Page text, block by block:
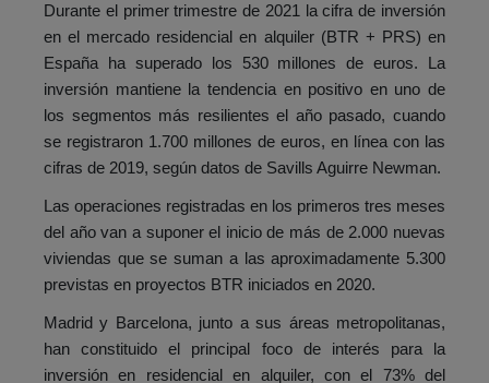
Durante el primer trimestre de 2021 la cifra de inversión
en el mercado residencial en alquiler (BTR + PRS) en
España ha superado los 530 millones de euros. La
inversión mantiene la tendencia en positivo en uno de
los segmentos más resilientes el año pasado, cuando
se registraron 1.700 millones de euros, en línea con las
cifras de 2019, según datos de Savills Aguirre Newman.
Las operaciones registradas en los primeros tres meses
del año van a suponer el inicio de más de 2.000 nuevas
viviendas que se suman a las aproximadamente 5.300
previstas en proyectos BTR iniciados en 2020.
Madrid y Barcelona, junto a sus áreas metropolitanas,
han constituido el principal foco de interés para la
inversión en residencial en alquiler, con el 73% del